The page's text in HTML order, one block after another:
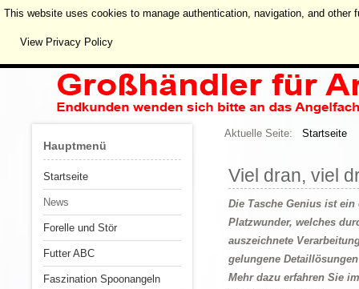
Hauptmenü
Startseite
News
Forelle und Stör
Futter ABC
Faszination Spoonangeln
Aktuelle Seite: Startseite
Viel dran, viel
Die Tasche Genius ist ein
Platzwunder, welches
auszeichnete
gelungene
Mehr dazu erfahren Sie
This website uses cookies to manage authentication, navigation, and
View Privacy Policy